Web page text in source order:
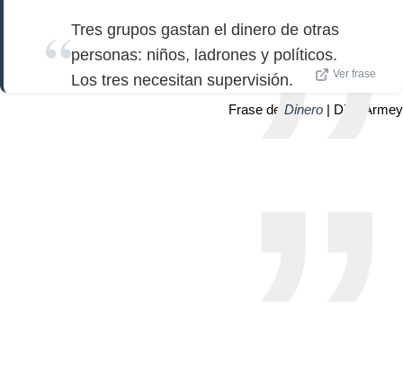
Tres grupos gastan el dinero de otras
personas: niños, ladrones y políticos.
Los tres necesitan supervisión.
Ver frase
Frase de Dinero | Dick Armey